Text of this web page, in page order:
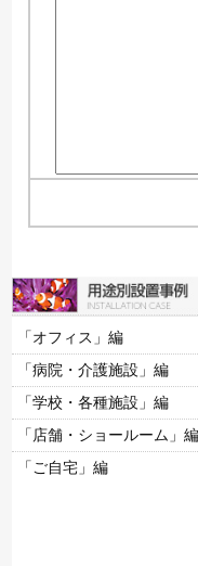
「オフィス」編
「病院・介護施設」編
「学校・各種施設」編
「店舗・ショールーム」編
「ご自宅」編